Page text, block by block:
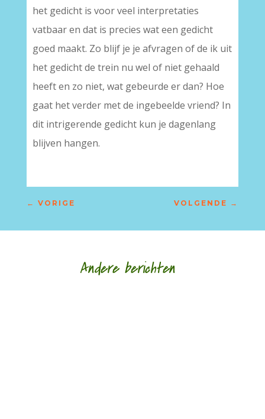
het gedicht is voor veel interpretaties
vatbaar en dat is precies wat een gedicht
goed maakt. Zo blijf je je afvragen of de ik uit
het gedicht de trein nu wel of niet gehaald
heeft en zo niet, wat gebeurde er dan? Hoe
gaat het verder met de ingebeelde vriend? In
dit intrigerende gedicht kun je dagenlang
blijven hangen.
← VORIGE VOLGENDE →
Andere berichten